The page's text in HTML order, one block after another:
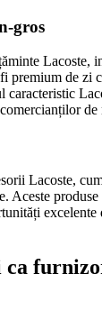
gros
Lacoste,
premium de zi
de
Lacoste,
Aceste
excelente
ca